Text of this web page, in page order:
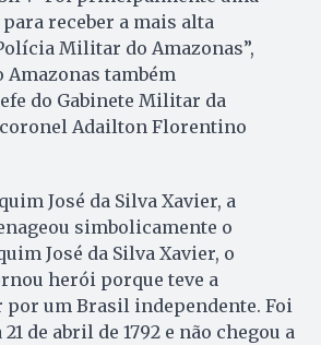
receber a mais alta
Militar do Amazonas”,
Amazonas também
do Gabinete Militar da
Adailton Florentino
José da Silva Xavier, a
simbolicamente o
José da Silva Xavier, o
herói porque teve a
por um Brasil independente. Foi
de abril de 1792 e não chegou a